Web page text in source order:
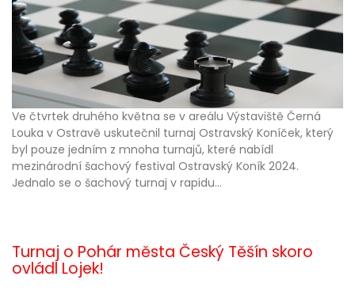
Ve čtvrtek druhého května se v areálu Výstaviště Černá
Louka v Ostravě uskutečnil turnaj Ostravský Koníček, který
byl pouze jedním z mnoha turnajů, které nabídl
mezinárodní šachový festival Ostravský Koník 2024.
Jednalo se o šachový turnaj v rapidu...
Turnaj o Pohár města Český Těšín skoro
ovládl Lojek!